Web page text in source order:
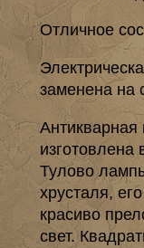
Отличное
заменена на
Антикварная
Тулово
хрусталя,
красиво
свет.